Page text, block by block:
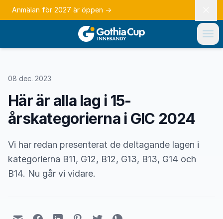
Anmälan för 2027 är öppen →
08 dec. 2023
Här är alla lag i 15-
årskategorierna i GIC 2024
Vi har redan presenterat de deltagande lagen i
kategorierna B11, G12, B12, G13, B13, G14 och
B14. Nu går vi vidare.